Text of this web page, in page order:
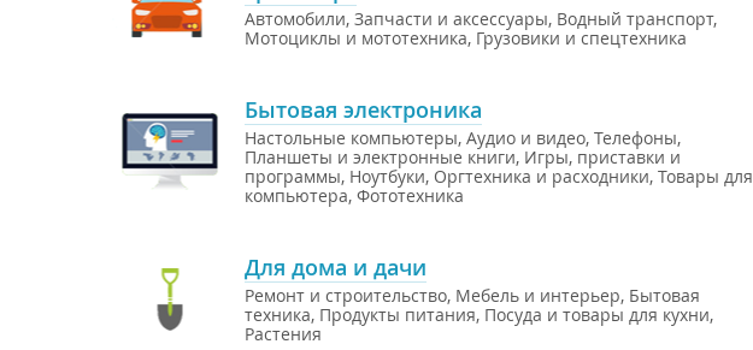
Автомобили, Запчасти и аксессуары, Водный транспорт,
Мотоциклы и мототехника, Грузовики и спецтехника
Бытовая электроника
Настольные компьютеры, Аудио и видео, Телефоны,
Планшеты и электронные книги, Игры, приставки и
программы, Ноутбуки, Оргтехника и расходники, Товары для
компьютера, Фототехника
Для дома и дачи
Ремонт и строительство, Мебель и интерьер, Бытовая
техника, Продукты питания, Посуда и товары для кухни,
Растения